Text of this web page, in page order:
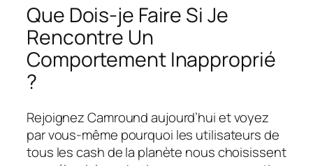
Que Dois-je Faire Si Je
Rencontre Un
Comportement Inapproprié
?
Rejoignez Camround aujourd’hui et voyez
par vous-même pourquoi les utilisateurs de
tous les cash de la planète nous choisissent